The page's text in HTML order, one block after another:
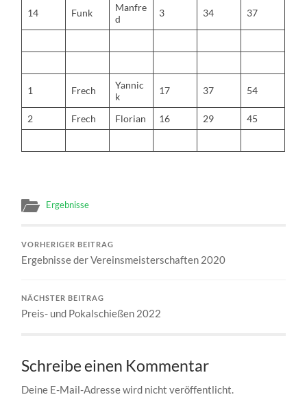
14 Funk
Manfre
d
3 34 37
1 Frech
Yannic
k
17 37 54
2 Frech Florian 16 29 45
Ergebnisse
VORHERIGER BEITRAG
Ergebnisse der Vereinsmeisterschaften 2020
NÄCHSTER BEITRAG
Preis- und Pokalschießen 2022
Schreibe einen Kommentar
Deine E-Mail-Adresse wird nicht veröffentlicht.